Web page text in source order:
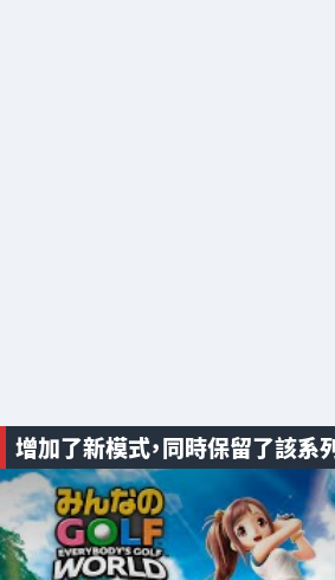
增加了新模式，同時保留了該系